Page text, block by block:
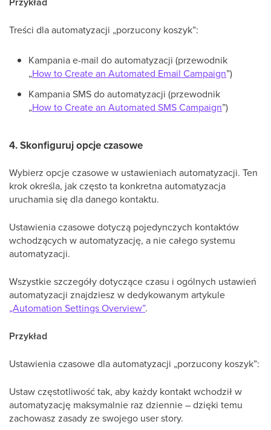
Treści dla automatyzacji „porzucony koszyk”:
Kampania e-mail do automatyzacji (przewodnik
„How to Create an Automated Email Campaign”)
Kampania SMS do automatyzacji (przewodnik
„How to Create an Automated SMS Campaign”)
4. Skonfiguruj opcje czasowe
Wybierz opcje czasowe w ustawieniach automatyzacji. Ten
krok określa, jak często ta konkretna automatyzacja
uruchamia się dla danego kontaktu.
Ustawienia czasowe dotyczą pojedynczych kontaktów
wchodzących w automatyzację, a nie całego systemu
automatyzacji.
Wszystkie szczegóły dotyczące czasu i ogólnych ustawień
automatyzacji znajdziesz w dedykowanym artykule
„Automation Settings Overview”.
Przykład
Ustawienia czasowe dla automatyzacji „porzucony koszyk”:
Ustaw częstotliwość tak, aby każdy kontakt wchodził w
automatyzację maksymalnie raz dziennie – dzięki temu
zachowasz zasady ze swojego user story.